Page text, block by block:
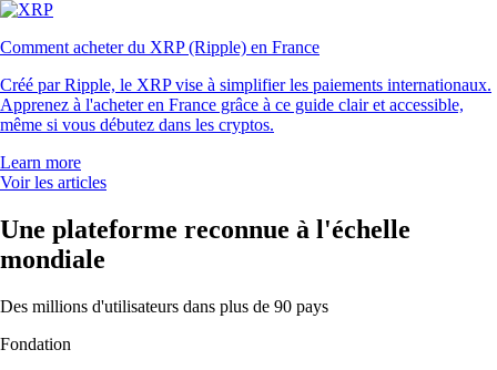
Comment acheter du XRP (Ripple) en France
Créé par Ripple, le XRP vise à simplifier les paiements internationaux.
Apprenez à l'acheter en France grâce à ce guide clair et accessible,
même si vous débutez dans les cryptos.
Learn more
Voir les articles
Une plateforme reconnue à l'échelle
mondiale
Des millions d'utilisateurs dans plus de 90 pays
Fondation